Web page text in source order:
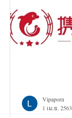
Vipaporn
1 เม.ย. 2563